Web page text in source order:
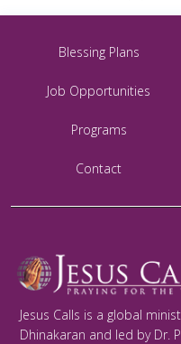
Blessing Plans
Job Opportunities
Programs
Contact
Jesus Calls is a global
Dhinakaran and led by Dr.